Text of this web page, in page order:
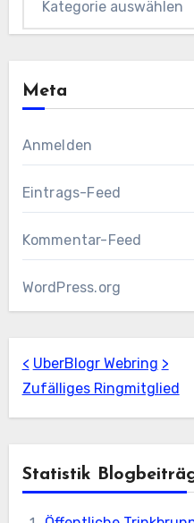
Meta
Anmelden
Eintrags-Feed
Kommentar-Feed
WordPress.org
< UberBlogr Webring >
Zufälliges Ringmitglied
Statistik